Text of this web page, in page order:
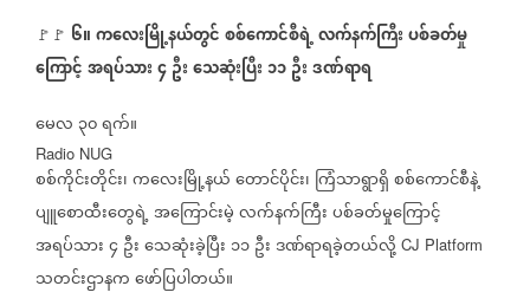
🚩🚩 ၆။ကလေးမြို့နယ်တွင်စစ်ကောင်စီရဲ့လက်နက်ကြီးပစ်ခတ်မှု
ကြောင့်အရပ်သား၄ဦးသေဆုံးပြီး၁၁ဦးဒဏ်ရာရ
မေလ ၃၀ရက်။
Radio NUG
စစ်ကိုင်းတိုင်း၊ကလေးမြို့နယ်တောင်ပိုင်း၊ ကြံသာရွာရှိစစ်ကောင်စီနဲ့
ပျူစောထီးတွေရဲ့အကြောင်းမဲ့လက်နက်ကြီးပစ်ခတ်မှုကြောင့်
အရပ်သား၄ ဦးသေဆုံးခဲ့ပြီး ၁၁ဦးဒဏ်ရာရခဲ့တယ်လို့ CJ Platform
သတင်းဌာနကဖော်ပြပါတယ်။